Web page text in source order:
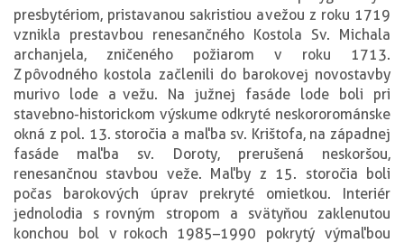
presbytériom, pristavanou sakristiou a vežou z roku 1719
vznikla prestavbou renesančného Kostola Sv. Michala
archanjela, zničeného požiarom v roku 1713.
Z pôvodného kostola začlenili do barokovej novostavby
murivo lode a vežu. Na južnej fasáde lode boli pri
stavebno-historickom výskume odkryté neskororománske
okná z pol. 13. storočia a maľba sv. Krištofa, na západnej
fasáde maľba sv. Doroty, prerušená neskoršou,
renesančnou stavbou veže. Maľby z 15. storočia boli
počas barokových úprav prekryté omietkou. Interiér
jednolodia s rovným stropom a svätyňou zaklenutou
konchou bol v rokoch 1985–1990 pokrytý výmaľbou